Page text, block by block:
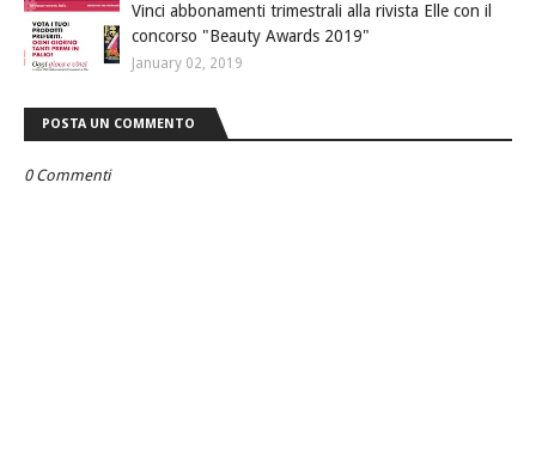
Vinci abbonamenti trimestrali alla rivista Elle con il
concorso "Beauty Awards 2019"
January 02, 2019
POSTA UN COMMENTO
0 Commenti